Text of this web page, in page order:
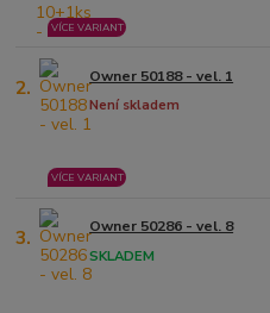
VÍCE VARIANT
2. Owner 50188 - vel. 1
Není skladem
VÍCE VARIANT
3. Owner 50286 - vel. 8
SKLADEM